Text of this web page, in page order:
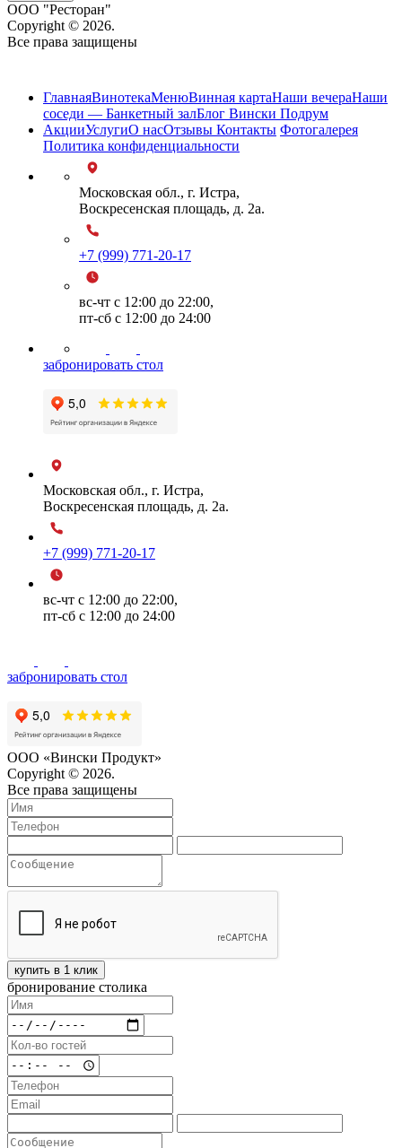
ООО "Ресторан"
Copyright © 2026.
Все права защищены
ГлавнаяВинотекаМенюВинная картаНаши вечераНаши
соседи — Банкетный залБлог Вински Подрум
АкцииУслугиО насОтзывы Контакты Фотогалерея
Политика конфиденциальности
Московская обл., г. Истра,
Воскресенская площадь, д. 2а.
+7 (999) 771-20-17
вс-чт с 12:00 до 22:00,
пт-сб с 12:00 до 24:00
забронировать стол
Московская обл., г. Истра,
Воскресенская площадь, д. 2а.
+7 (999) 771-20-17
вс-чт с 12:00 до 22:00,
пт-сб с 12:00 до 24:00
забронировать стол
ООО «Вински Продукт»
Copyright © 2026.
Все права защищены
купить в 1 клик
бронирование столика